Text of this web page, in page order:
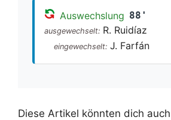
Auswechslung 88'
ausgewechselt: R. Ruidíaz
eingewechselt: J. Farfán
Diese Artikel könnten dich